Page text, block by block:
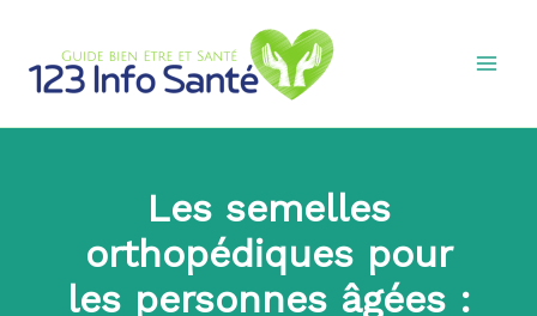
contenu
Les semelles
orthopédiques pour
les personnes âgées :